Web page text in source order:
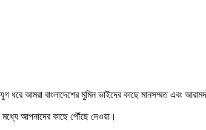
আমরা বাংলাদেশের মুমিন ভাইদের কাছে মানসম্মত এবং
মধ্যে আপনাদের কাছে পৌঁছে দেওয়া।